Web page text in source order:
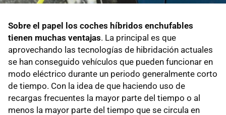
Sobre el papel los coches híbridos enchufables
tienen muchas ventajas. La principal es que
aprovechando las tecnologías de hibridación actuales
se han conseguido vehículos que pueden funcionar en
modo eléctrico durante un periodo generalmente corto
de tiempo. Con la idea de que haciendo uso de
recargas frecuentes la mayor parte del tiempo o al
menos la mayor parte del tiempo que se circula en